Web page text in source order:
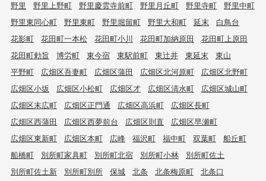
野里
野里上野町 野里慶雲寺前町 野里月丘町 野里寺町
野里中町
野里東同心町
野里東町 野里堀留町 野里大和町 延末
白鳥台
花影町
花田町一本松 花田町小川 花田町加納原田
花田町上原田
花田町勅旨
博労町 東今宿 東駅前町 東辻井 東延末
東山
平野町
広畑区吾妻町 広畑区蒲田 広畑区北河原町
広畑区北野町
広畑区小坂
広畑区小松町 広畑区才 広畑区清水町
広畑区城山町
広畑区末広町
広畑区正門通 広畑区高浜町
広畑区長町
広畑区西蒲田
広畑区西夢前台 広畑区則直
広畑区早瀬町
広畑区東新町
広畑区本町 広峰 福沢町 福中町 双葉町
船丘町
船橋町
別所町家具町 別所町北宿 別所町小林
別所町佐土
別所町佐土新
別所町別所 保城 北条 北条梅原町
北条口